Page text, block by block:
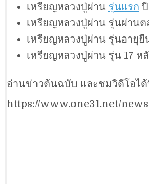
เหรียญหลวงปู่ผ่าน รุ่นแรก
เหรียญหลวงปู่ผ่าน รุ่นผ่านต
เหรียญหลวงปู่ผ่าน รุ่นอายุยื
เหรียญหลวงปู่ผ่าน รุ่น 17 หลั
อ่านข่าวต้นฉบับ และชมวิดีโอได้
https://www.one31.net/